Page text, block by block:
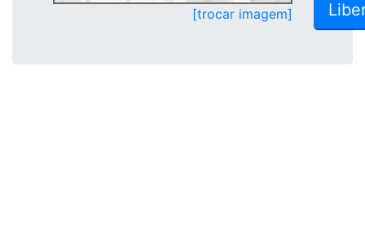
[trocar imagem]